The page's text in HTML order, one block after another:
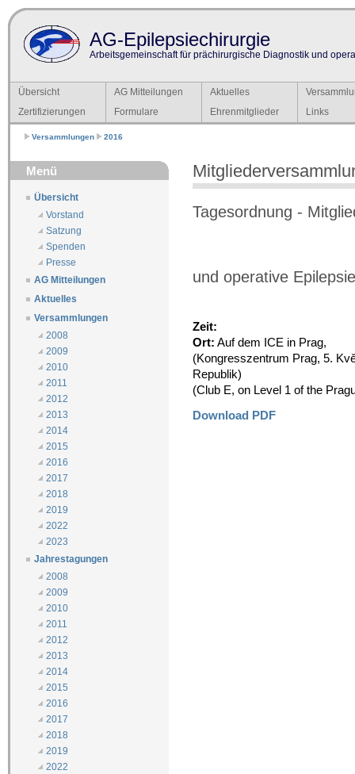
AG-Epilepsiechirurgie
Arbeitsgemeinschaft für prächirurgische Diagnostik und
Übersicht AG Mitteilungen Aktuelles
Zertifizierungen
Formulare Ehrenmitglieder Links
Versammlungen 2016
Menü
Übersicht
Vorstand
Satzung
Spenden
Presse
AG Mitteilungen
Aktuelles
Versammlungen
2008
2009
2010
2011
2012
2013
2014
2015
2016
2017
2018
2019
2022
2023
Jahrestagungen
2008
2009
2010
2011
2012
2013
2014
2015
2016
2017
2018
2019
2022
Tagesordnung -
und operative
Zeit:
Ort: Auf dem ICE in Prag,
(Kongresszentrum Prag, 5.
Republik)
(Club E, on Level 1 of the
Download PDF